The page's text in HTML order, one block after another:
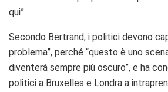
qui”.
Secondo Bertrand, i politici devono
problema”, perché “questo è uno
diventerà sempre più oscuro”, e ha
politici a Bruxelles e Londra a